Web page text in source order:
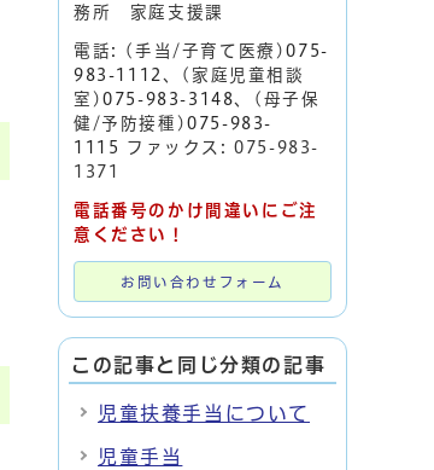
務所 家庭支援課
電話: (手当/子育て医療)075-
983-1112 、(家庭児童相談
室)075-983-3148、(母子保
健/予防接種)075-983-
1115
ファックス: 075-983-
1371
電話番号のかけ間違いにご注
意ください！
お問い合わせフォーム
この記事と同じ分類の記事
児童扶養手当について
児童手当